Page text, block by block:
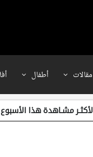
مقالات أطفال
الأكثـر مشـاهدة هذا الأسبوع